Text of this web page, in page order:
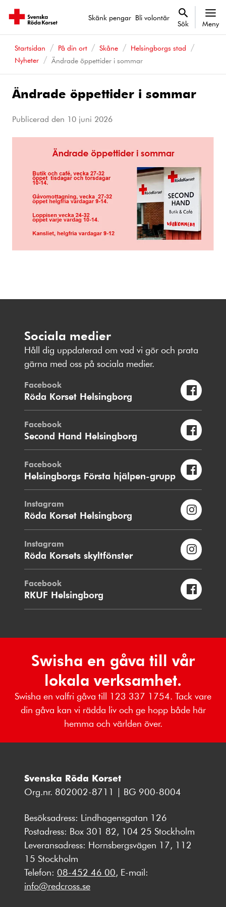
Skänk pengar Bli volontär
Sök Meny
Startsidan På din ort Skåne
Helsingborgs stad
Nyheter
Ändrade öppettider i sommar
Ändrade öppettider i sommar
Publicerad den 10 juni 2026
Sociala medier
Håll dig uppdaterad om vad vi gör och prata
gärna med oss på sociala medier.
Facebook
Röda Korset Helsingborg
Facebook
Second Hand Helsingborg
Facebook
Helsingborgs Första hjälpen-grupp
Instagram
Röda Korset Helsingborg
Instagram
Röda Korsets skyltfönster
Facebook
RKUF Helsingborg
Swisha en gåva till vår
lokala verksamhet.
Swisha en valfri gåva till 123 337 1754. Tack vare
din gåva kan vi rädda liv och ge hopp både här
hemma och världen över.
Svenska Röda Korset
Org.nr. 802002-8711 | BG 900-8004
Besöksadress: Lindhagensgatan 126
Postadress: Box 301 82, 104 25 Stockholm
Leveransadress: Hornsbergsvägen 17, 112
15 Stockholm
Telefon: 08-452 46 00, E-mail:
info@redcross.se